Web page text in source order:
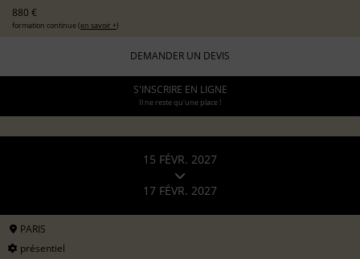
880 €
formation continue (en savoir +)
DEMANDER UN DEVIS
S'INSCRIRE EN LIGNE
Il ne reste qu'une place !
15 FÉVR. 2027
17 FÉVR. 2027
PARIS
présentiel